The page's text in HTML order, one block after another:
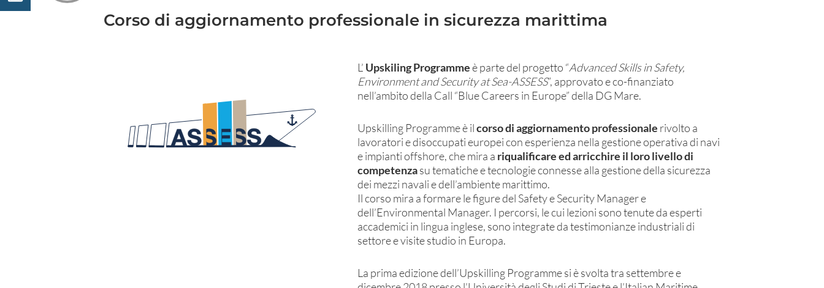
Corso di aggiornamento professionale in sicurezza marittima
L’ Upskiling Programmeè parte del progetto “Advanced Skills in Safety,
Environment and Security at Sea-ASSESS”, approvato e co-finanziato
nell’ambito della Call “Blue Careers in Europe” della DG Mare.
Upskilling Programme è ilcorso di aggiornamento professionale rivolto a
lavoratori e disoccupati europei con esperienza nella gestione operativa di navi
e impianti offshore, che mira a riqualificare ed arricchire il loro livello di
competenzasu tematiche e tecnologie connesse alla gestione della sicurezza
dei mezzi navali e dell’ambiente marittimo.
Il corso mira a formare le figure del Safety e Security Manager e
dell’Environmental Manager. I percorsi, le cui lezioni sono tenute da esperti
accademici in lingua inglese, sono integrate da testimonianze industriali di
settore e visite studio in Europa.
La prima edizione dell’Upskilling Programme si è svolta tra settembre e